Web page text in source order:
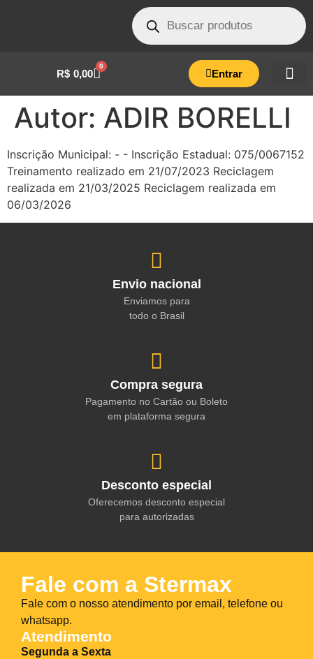
R$ 0,00
0
Entrar
Autor: ADIR BORELLI
Inscrição Municipal: - - Inscrição Estadual: 075/0067152
Treinamento realizado em 21/07/2023 Reciclagem
realizada em 21/03/2025 Reciclagem realizada em
06/03/2026
Envio nacional
Enviamos para
todo o Brasil
Compra segura
Pagamento no Cartão ou Boleto
em plataforma segura
Desconto especial
Oferecemos desconto especial
para autorizadas
Fale com a Stermax
Fale com o nosso atendimento por email, telefone ou
whatsapp.
Atendimento
Segunda a Sexta